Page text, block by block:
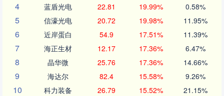
4 蓝盾光电 22.81 19.99% 0.58%
5 信濠光电 20.72 19.98% 11.95%
6 近岸蛋白 54.9 17.51% 11.39%
7 海正生材 12.17 17.36% 6.47%
8 晶华微 25.76 17.36% 14.66%
9 海达尔 82.4 15.58% 9.26%
10 科力装备 26.79 15.52% 21.15%